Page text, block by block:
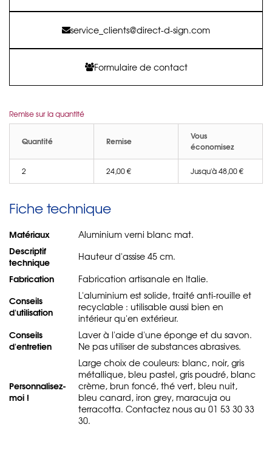
service_clients@direct-d-sign.com
Formulaire de contact
Remise sur la quantité
Quantité Remise
Vous
économisez
2 24,00 € Jusqu'à 48,00 €
Fiche technique
Matériaux Aluminium verni blanc mat.
Descriptif
technique
Hauteur d'assise 45 cm.
Fabrication Fabrication artisanale en Italie.
Conseils
d'utilisation
L'aluminium est solide, traité anti-rouille et
recyclable : utilisable aussi bien en
intérieur qu'en extérieur.
Conseils
d'entretien
Laver à l'aide d'une éponge et du savon.
Ne pas utiliser de substances abrasives.
Personnalisez-
moi !
Large choix de couleurs: blanc, noir, gris
métallique, bleu pastel, gris poudré, blanc
crème, brun foncé, thé vert, bleu nuit,
bleu canard, iron grey, maracuja ou
terracotta. Contactez nous au 01 53 30 33
30.